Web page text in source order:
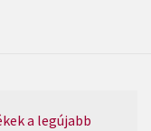
a legújabb